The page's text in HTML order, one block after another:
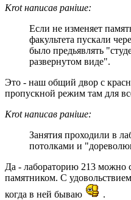
Krot написав раніше:
Если не изменяет
факультета пускали
было предьявлять
развернутом виде".
Это - наш общий двор с
пропускной режим там для
Krot написав раніше:
Занятия проходили в
потолками и
Да - лабораторию 213 можно
памятником. С
когда в ней бываю
.